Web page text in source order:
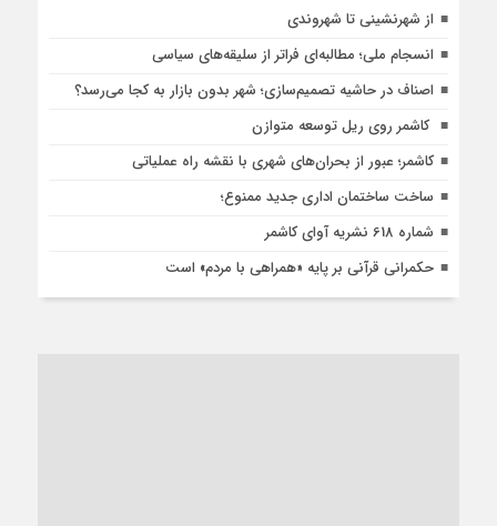
از شهرنشینی تا شهروندی
انسجام ملی؛ مطالبه‌ای فراتر از سلیقه‌های سیاسی
اصناف در حاشیه تصمیم‌سازی؛ شهر بدون بازار به کجا می‌رسد؟
کاشمر روی ریل توسعه متوازن
کاشمر؛ عبور از بحران‌های شهری با نقشه راه عملیاتی
ساخت ساختمان اداری جدید ممنوع؛
شماره 618 نشریه آوای کاشمر
حکمرانی قرآنی بر پایه «همراهی با مردم» است